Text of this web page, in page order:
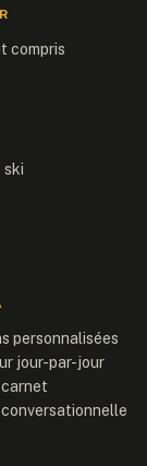
compris
ski
personnalisées
jour-par-jour
carnet